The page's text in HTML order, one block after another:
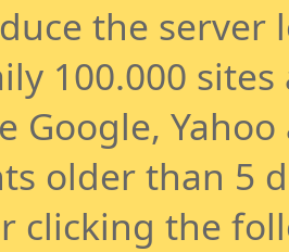
the
100.000
Google,
older than 5
clicking the